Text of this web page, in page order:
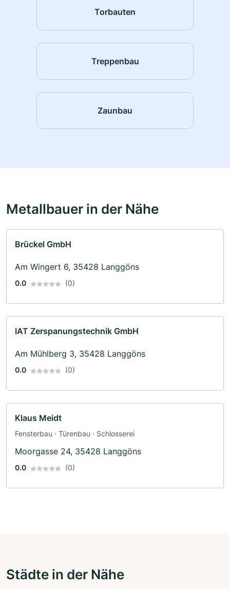
Torbauten
Treppenbau
Zaunbau
Metallbauer in der Nähe
Brückel GmbH
Am Wingert 6, 35428 Langgöns
0.0 (0)
IAT Zerspanungstechnik GmbH
Am Mühlberg 3, 35428 Langgöns
0.0 (0)
Klaus Meidt
Fensterbau · Türenbau · Schlosserei
Moorgasse 24, 35428 Langgöns
0.0 (0)
Städte in der Nähe